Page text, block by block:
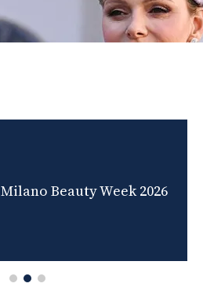
Milano Beauty Week 2026